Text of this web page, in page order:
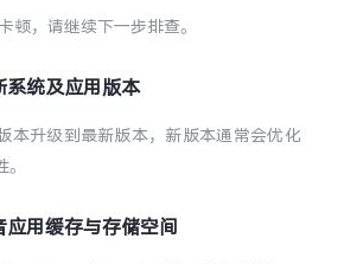
顿，请继续下一步排查。
系统及应用版本
本升级到最新版本，新版本通常会优化
应用缓存与存储空间